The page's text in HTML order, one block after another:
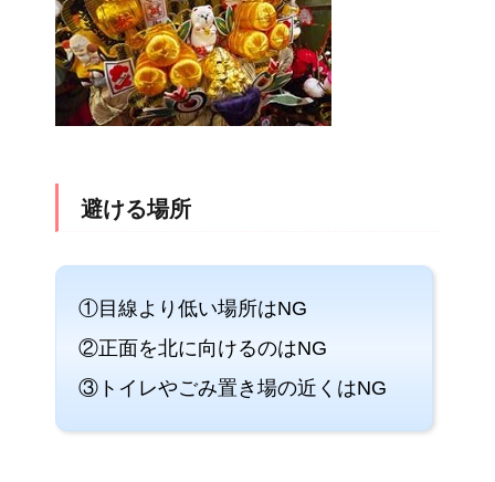
避ける場所
①目線より低い場所はNG
②正面を北に向けるのはNG
③トイレやごみ置き場の近くはNG